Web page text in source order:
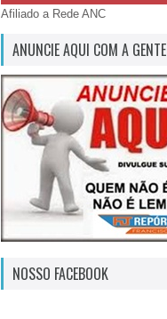
Afiliado a Rede ANC
ANUNCIE AQUI COM A GENTE
NOSSO FACEBOOK